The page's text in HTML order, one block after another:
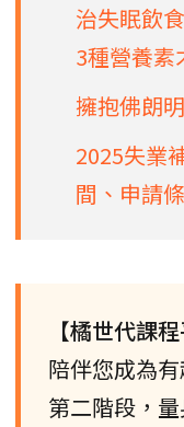
治失眠飲
3種營養素
擁抱佛朗
2025失業
間、申請
【橘世代課程
陪伴您成為
第二階段，